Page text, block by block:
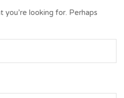
you’re looking for. Perhaps